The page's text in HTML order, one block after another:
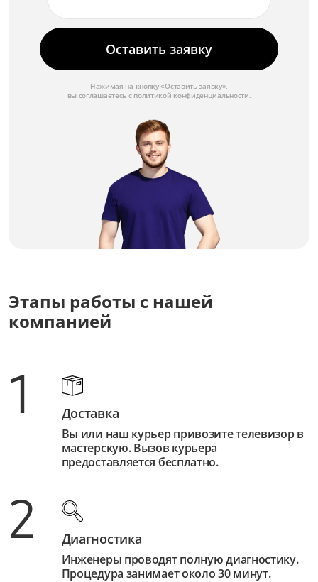
Замена звуковой системы
от 3 000 ₽
Замена видеопроцессора
Оставить заявку
Нажимая на кнопку «Оставить заявку»,
вы соглашаетесь с политикой конфиденциальности.
Этапы работы с нашей
компанией
1 Доставка
Вы или наш курьер привозите телевизор в
мастерскую. Вызов курьера
предоставляется бесплатно.
2 Диагностика
Инженеры проводят полную диагностику.
Процедура занимает около 30 минут.